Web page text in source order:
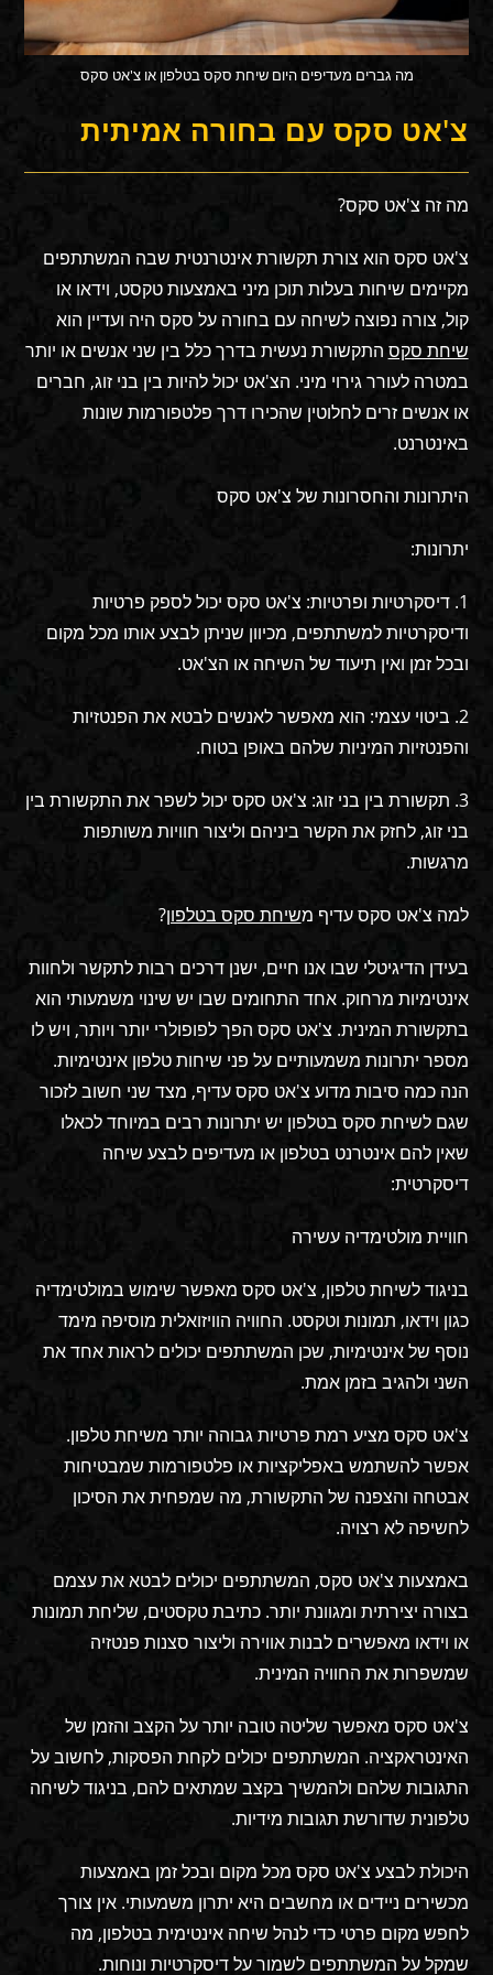
מה גברים מעדיפים היום שיחת סקס בטלפון או צ'אט סקס
צ'אט סקס עם בחורה אמיתית
מה זה צ'אט סקס?
צ'אט סקס הוא צורת תקשורת אינטרנטית שבה המשתתפים
מקיימים שיחות בעלות תוכן מיני באמצעות טקסט, וידאו או
קול, צורה נפוצה לשיחה עם בחורה על סקס היה ועדיין הוא
שיחת סקס התקשורת נעשית בדרך כלל בין שני אנשים או יותר
במטרה לעורר גירוי מיני. הצ'אט יכול להיות בין בני זוג, חברים
או אנשים זרים לחלוטין שהכירו דרך פלטפורמות שונות
באינטרנט.
היתרונות והחסרונות של צ'אט סקס
יתרונות:
1. דיסקרטיות ופרטיות: צ'אט סקס יכול לספק פרטיות
ודיסקרטיות למשתתפים, מכיוון שניתן לבצע אותו מכל מקום
ובכל זמן ואין תיעוד של השיחה או הצ'אט.
2. ביטוי עצמי: הוא מאפשר לאנשים לבטא את הפנטזיות
והפנטזיות המיניות שלהם באופן בטוח.
3. תקשורת בין בני זוג: צ'אט סקס יכול לשפר את התקשורת בין
בני זוג, לחזק את הקשר ביניהם וליצור חוויות משותפות
מרגשות.
למה צ'אט סקס עדיף משיחת סקס בטלפון?
בעידן הדיגיטלי שבו אנו חיים, ישנן דרכים רבות לתקשר ולחוות
אינטימיות מרחוק. אחד התחומים שבו יש שינוי משמעותי הוא
בתקשורת המינית. צ'אט סקס הפך לפופולרי יותר ויותר, ויש לו
מספר יתרונות משמעותיים על פני שיחות טלפון אינטימיות.
הנה כמה סיבות מדוע צ'אט סקס עדיף, מצד שני חשוב לזכור
שגם לשיחת סקס בטלפון יש יתרונות רבים במיוחד לכאלו
שאין להם אינטרנט בטלפון או מעדיפים לבצע שיחה
דיסקרטית:
חוויית מולטימדיה עשירה
בניגוד לשיחת טלפון, צ'אט סקס מאפשר שימוש במולטימדיה
כגון וידאו, תמונות וטקסט. החוויה הוויזואלית מוסיפה מימד
נוסף של אינטימיות, שכן המשתתפים יכולים לראות אחד את
השני ולהגיב בזמן אמת.
צ'אט סקס מציע רמת פרטיות גבוהה יותר משיחת טלפון.
אפשר להשתמש באפליקציות או פלטפורמות שמבטיחות
אבטחה והצפנה של התקשורת, מה שמפחית את הסיכון
לחשיפה לא רצויה.
באמצעות צ'אט סקס, המשתתפים יכולים לבטא את עצמם
בצורה יצירתית ומגוונת יותר. כתיבת טקסטים, שליחת תמונות
או וידאו מאפשרים לבנות אווירה וליצור סצנות פנטזיה
שמשפרות את החוויה המינית.
צ'אט סקס מאפשר שליטה טובה יותר על הקצב והזמן של
האינטראקציה. המשתתפים יכולים לקחת הפסקות, לחשוב על
התגובות שלהם ולהמשיך בקצב שמתאים להם, בניגוד לשיחה
טלפונית שדורשת תגובות מידיות.
היכולת לבצע צ'אט סקס מכל מקום ובכל זמן באמצעות
מכשירים ניידים או מחשבים היא יתרון משמעותי. אין צורך
לחפש מקום פרטי כדי לנהל שיחה אינטימית בטלפון, מה
שמקל על המשתתפים לשמור על דיסקרטיות ונוחות.